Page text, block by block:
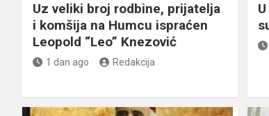
Uz veliki broj rodbine, prijatelja
i komšija na Humcu ispraćen
Leopold “Leo” Knezović
1 dan ago Redakcija